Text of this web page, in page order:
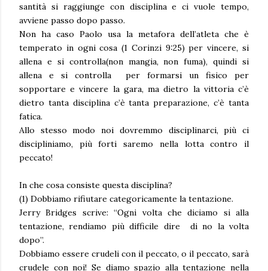
santità si raggiunge con disciplina e ci vuole tempo,
avviene passo dopo passo.
Non ha caso Paolo usa la metafora dell’atleta che è
temperato in ogni cosa (1 Corinzi 9:25) per vincere, si
allena e si controlla(non mangia, non fuma), quindi si
allena e si controlla per formarsi un fisico per
sopportare e vincere la gara, ma dietro la vittoria c’è
dietro tanta disciplina c’è tanta preparazione, c’è tanta
fatica.
Allo stesso modo noi dovremmo disciplinarci, più ci
discipliniamo, più forti saremo nella lotta contro il
peccato!
In che cosa consiste questa disciplina?
(1) Dobbiamo rifiutare categoricamente la tentazione.
Jerry Bridges scrive: “Ogni volta che diciamo si alla
tentazione, rendiamo più difficile dire di no la volta
dopo”.
Dobbiamo essere crudeli con il peccato, o il peccato, sarà
crudele con noi! Se diamo spazio alla tentazione nella